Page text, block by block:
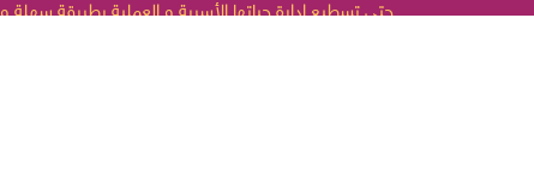
حتى تسطيع إدارة حياتها الأسرية و العملية بطريقة سهلة و